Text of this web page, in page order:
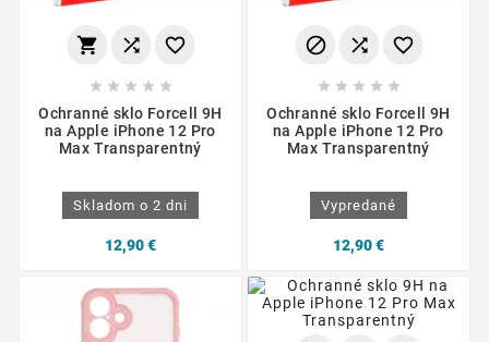
  
    
Ochranné sklo Forcell 9H
na Apple iPhone 12 Pro
Max Transparentný
Skladom o 2 dni
12,90 €
  
    
Ochranné sklo Forcell 9H
na Apple iPhone 12 Pro
Max Transparentný
Vypredané
12,90 €